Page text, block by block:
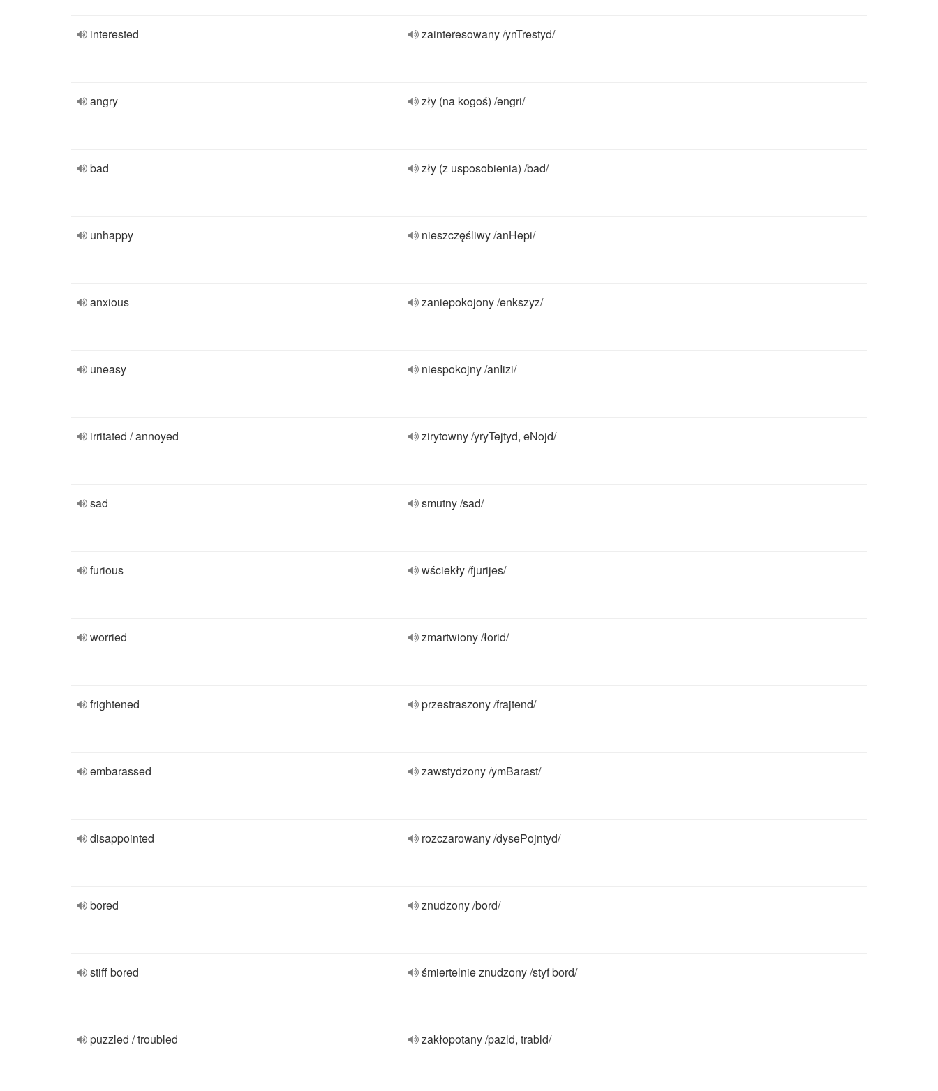
interested zainteresowany /ynTrestyd/
angry zły (na kogoś) /engri/
bad zły (z usposobienia) /bad/
unhappy nieszczęśliwy /anHepi/
anxious zaniepokojony /enkszyz/
uneasy niespokojny /anIizi/
irritated / annoyed zirytowny /yryTejtyd, eNojd/
sad smutny /sad/
furious wściekły /fjurijes/
worried zmartwiony /łorid/
frightened przestraszony /frajtend/
embarassed zawstydzony /ymBarast/
disappointed rozczarowany /dysePojntyd/
bored znudzony /bord/
stiff bored śmiertelnie znudzony /styf bord/
puzzled / troubled zakłopotany /pazld, trabld/